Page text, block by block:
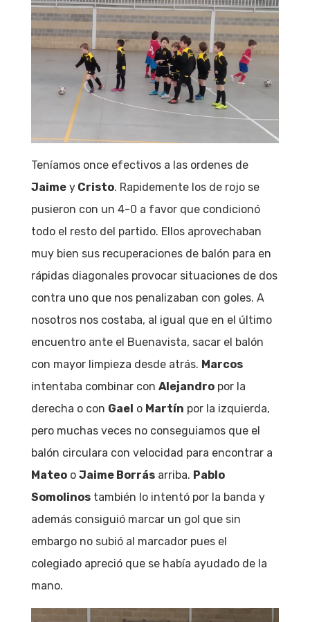
Teníamos once efectivos a las ordenes de
JaimeyCristo. Rapidemente los de rojo se
pusieron con un 4-0 a favor que condicionó
todo el resto del partido. Ellos aprovechaban
muy bien sus recuperaciones de balón para en
rápidas diagonales provocar situaciones de dos
contra uno que nos penalizaban con goles. A
nosotros nos costaba, al igual que en el último
encuentro ante el Buenavista, sacar el balón
con mayor limpieza desde atrás. Marcos
intentaba combinar con Alejandropor la
derecha o con Gael o Martín por la izquierda,
pero muchas veces no conseguiamos que el
balón circulara con velocidad para encontrar a
Mateoo Jaime Borrásarriba. Pablo
Somolinostambién lo intentó por la banda y
además consiguió marcar un gol que sin
embargo no subió al marcador pues el
colegiado apreció que se había ayudado de la
mano.